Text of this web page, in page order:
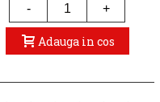
- +
Adauga in cos